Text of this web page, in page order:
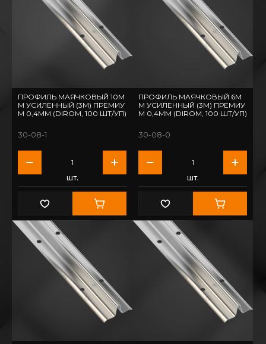
ПРОФИЛЬ МАЯЧКОВЫЙ 10М
М УСИЛЕННЫЙ (3М) ПРЕМИУ
М 0,4ММ (DIROM, 100 ШТ/УП)
30-08-1
шт.
ПРОФИЛЬ МАЯЧКОВЫЙ 6М
М УСИЛЕННЫЙ (3М) ПРЕМИУ
М 0,4ММ (DIROM, 100 ШТ/УП)
30-08-0
шт.